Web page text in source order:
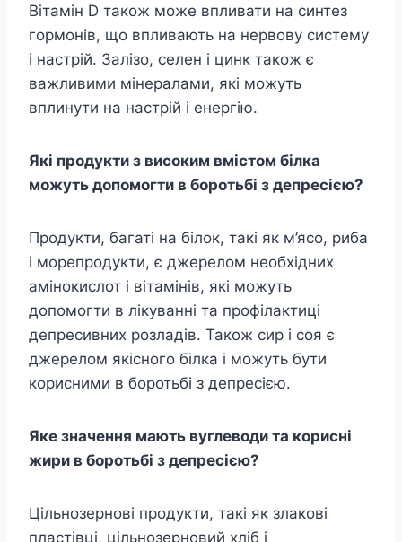
Вітамін D також може впливати на синтез
гормонів, що впливають на нервову систему
і настрій. Залізо, селен і цинк також є
важливими мінералами, які можуть
вплинути на настрій і енергію.
Які продукти з високим вмістом білка
можуть допомогти в боротьбі з депресією?
Продукти, багаті на білок, такі як м’ясо, риба
і морепродукти, є джерелом необхідних
амінокислот і вітамінів, які можуть
допомогти в лікуванні та профілактиці
депресивних розладів. Також сир і соя є
джерелом якісного білка і можуть бути
корисними в боротьбі з депресією.
Яке значення мають вуглеводи та корисні
жири в боротьбі з депресією?
Цільнозернові продукти, такі як злакові
пластівці, цільнозерновий хліб і